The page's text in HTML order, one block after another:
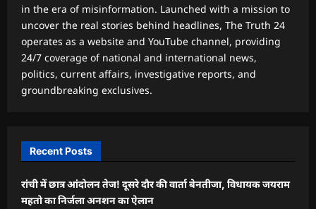
in the era of misinformation. Launched with a mission to
uncover the real stories behind headlines, The Truth 24
operates as a website and YouTube channel, providing
24/7 coverage of national and international news,
politics, current affairs, investigative reports, and
groundbreaking exclusives.
Recent Posts
रांची में छात्र आंदोलन तेज! दूसरे दौर की वार्ता बेनतीजा, विधायक जयराम
महतो का निर्जला अनशन का ऐलान